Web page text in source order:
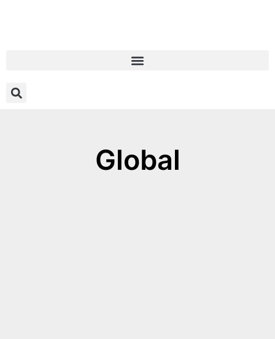
Global